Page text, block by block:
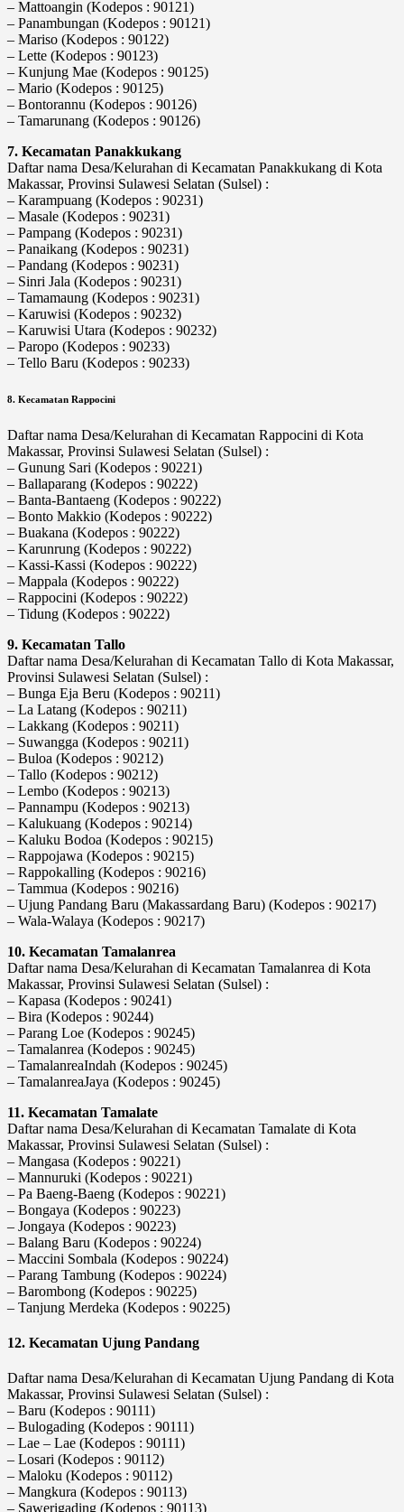
– Mattoangin (Kodepos : 90121)
– Panambungan (Kodepos : 90121)
– Mariso (Kodepos : 90122)
– Lette (Kodepos : 90123)
– Kunjung Mae (Kodepos : 90125)
– Mario (Kodepos : 90125)
– Bontorannu (Kodepos : 90126)
– Tamarunang (Kodepos : 90126)
7. Kecamatan Panakkukang
Daftar nama Desa/Kelurahan di Kecamatan Panakkukang di Kota
Makassar, Provinsi Sulawesi Selatan (Sulsel) :
– Karampuang (Kodepos : 90231)
– Masale (Kodepos : 90231)
– Pampang (Kodepos : 90231)
– Panaikang (Kodepos : 90231)
– Pandang (Kodepos : 90231)
– Sinri Jala (Kodepos : 90231)
– Tamamaung (Kodepos : 90231)
– Karuwisi (Kodepos : 90232)
– Karuwisi Utara (Kodepos : 90232)
– Paropo (Kodepos : 90233)
– Tello Baru (Kodepos : 90233)
8. Kecamatan Rappocini
Daftar nama Desa/Kelurahan di Kecamatan Rappocini di Kota
Makassar, Provinsi Sulawesi Selatan (Sulsel) :
– Gunung Sari (Kodepos : 90221)
– Ballaparang (Kodepos : 90222)
– Banta-Bantaeng (Kodepos : 90222)
– Bonto Makkio (Kodepos : 90222)
– Buakana (Kodepos : 90222)
– Karunrung (Kodepos : 90222)
– Kassi-Kassi (Kodepos : 90222)
– Mappala (Kodepos : 90222)
– Rappocini (Kodepos : 90222)
– Tidung (Kodepos : 90222)
9. Kecamatan Tallo
Daftar nama Desa/Kelurahan di Kecamatan Tallo di Kota Makassar,
Provinsi Sulawesi Selatan (Sulsel) :
– Bunga Eja Beru (Kodepos : 90211)
– La Latang (Kodepos : 90211)
– Lakkang (Kodepos : 90211)
– Suwangga (Kodepos : 90211)
– Buloa (Kodepos : 90212)
– Tallo (Kodepos : 90212)
– Lembo (Kodepos : 90213)
– Pannampu (Kodepos : 90213)
– Kalukuang (Kodepos : 90214)
– Kaluku Bodoa (Kodepos : 90215)
– Rappojawa (Kodepos : 90215)
– Rappokalling (Kodepos : 90216)
– Tammua (Kodepos : 90216)
– Ujung Pandang Baru (Makassardang Baru) (Kodepos : 90217)
– Wala-Walaya (Kodepos : 90217)
10. Kecamatan Tamalanrea
Daftar nama Desa/Kelurahan di Kecamatan Tamalanrea di Kota
Makassar, Provinsi Sulawesi Selatan (Sulsel) :
– Kapasa (Kodepos : 90241)
– Bira (Kodepos : 90244)
– Parang Loe (Kodepos : 90245)
– Tamalanrea (Kodepos : 90245)
– TamalanreaIndah (Kodepos : 90245)
– TamalanreaJaya (Kodepos : 90245)
11. Kecamatan Tamalate
Daftar nama Desa/Kelurahan di Kecamatan Tamalate di Kota
Makassar, Provinsi Sulawesi Selatan (Sulsel) :
– Mangasa (Kodepos : 90221)
– Mannuruki (Kodepos : 90221)
– Pa Baeng-Baeng (Kodepos : 90221)
– Bongaya (Kodepos : 90223)
– Jongaya (Kodepos : 90223)
– Balang Baru (Kodepos : 90224)
– Maccini Sombala (Kodepos : 90224)
– Parang Tambung (Kodepos : 90224)
– Barombong (Kodepos : 90225)
– Tanjung Merdeka (Kodepos : 90225)
12. Kecamatan Ujung Pandang
Daftar nama Desa/Kelurahan di Kecamatan Ujung Pandang di Kota
Makassar, Provinsi Sulawesi Selatan (Sulsel) :
– Baru (Kodepos : 90111)
– Bulogading (Kodepos : 90111)
– Lae – Lae (Kodepos : 90111)
– Losari (Kodepos : 90112)
– Maloku (Kodepos : 90112)
– Mangkura (Kodepos : 90113)
– Sawerigading (Kodepos : 90113)